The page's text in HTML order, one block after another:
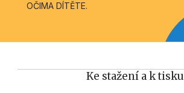
OČIMA DÍTĚTE.
Ke stažení a k tisku